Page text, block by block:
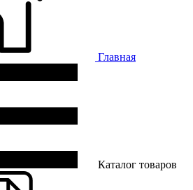
Главная
Каталог товаров